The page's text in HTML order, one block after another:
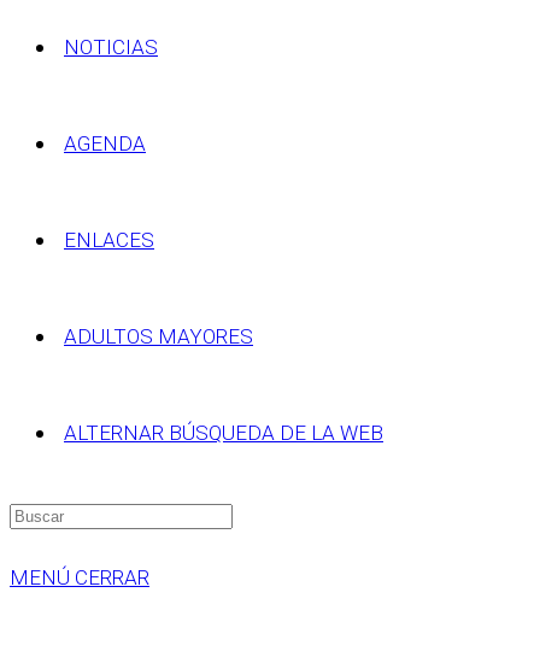
NOTICIAS
AGENDA
ENLACES
ADULTOS MAYORES
ALTERNAR BÚSQUEDA DE LA WEB
MENÚ CERRAR